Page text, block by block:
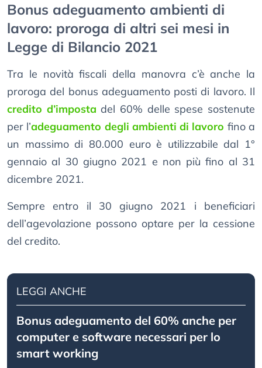
Bonus adeguamento ambienti di
lavoro: proroga di altri sei mesi in
Legge di Bilancio 2021
Tra le novità fiscali della manovra c’è anche la
proroga del bonus adeguamento posti di lavoro. Il
credito d’imposta del 60% delle spese sostenute
per l’adeguamento degli ambienti di lavoro fino a
un massimo di 80.000 euro è utilizzabile dal 1°
gennaio al 30 giugno 2021 e non più fino al 31
dicembre 2021.
Sempre entro il 30 giugno 2021 i beneficiari
dell’agevolazione possono optare per la cessione
del credito.
LEGGI ANCHE
Bonus adeguamento del 60% anche per
computer e software necessari per lo
smart working